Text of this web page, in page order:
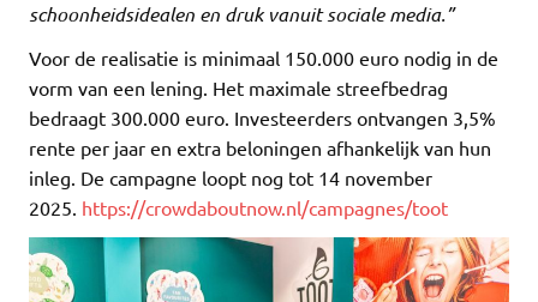
schoonheidsidealen en druk vanuit sociale media.”
Voor de realisatie is minimaal 150.000 euro nodig in de
vorm van een lening. Het maximale streefbedrag
bedraagt 300.000 euro. Investeerders ontvangen 3,5%
rente per jaar en extra beloningen afhankelijk van hun
inleg. De campagne loopt nog tot 14 november
2025. https://crowdaboutnow.nl/campagnes/toot